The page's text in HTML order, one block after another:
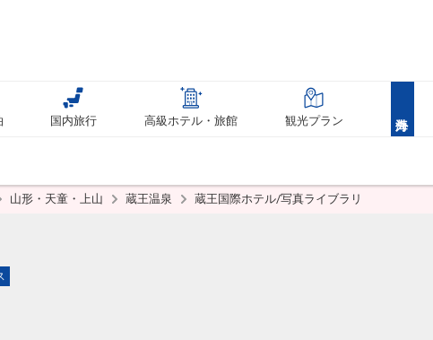
国内旅行 高級ホテル・旅館 観光プラン
山形・天童・上山 蔵王温泉 蔵王国際ホテル/写真ライブラリ